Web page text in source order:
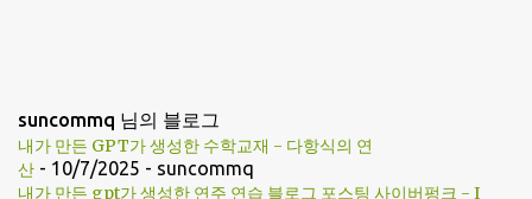
suncommq 님의 블로그
내가 만든 GPT가 생성한 수학교재 - 다항식의 연
산 - 10/7/2025 - suncommq
내가 만든 gpt가 생성한 연주 연습 블로그 포스팅 사이버펑크 - I